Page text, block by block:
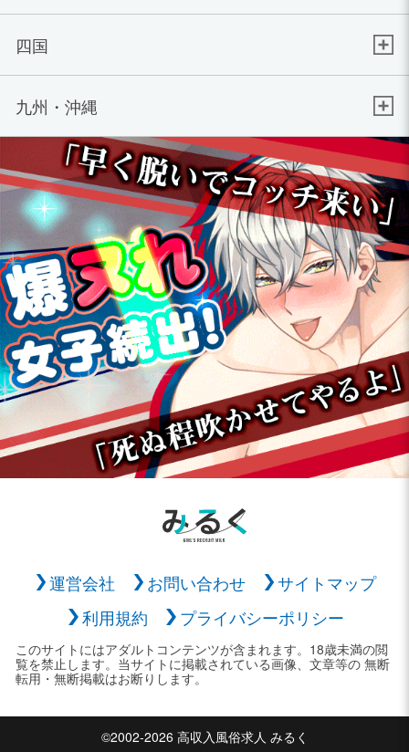
四国
九州・沖縄
運営会社 お問い合わせ
サイトマップ
利用規約
プライバシーポリシー
このサイトにはアダルトコンテンツが含まれます。18歳未満の閲
覧を禁止します。当サイトに掲載されている画像、文章等の 無断
転用・無断掲載はお断りします。
©2002-2026 高収入風俗求人 みるく